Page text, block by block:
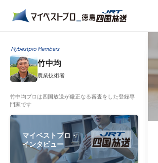
Mybestpro Members
竹中均
農業技術者
竹中均プロは四国放送が厳正なる審査をした登録専
門家です
マイベストプロ・
インタビュー